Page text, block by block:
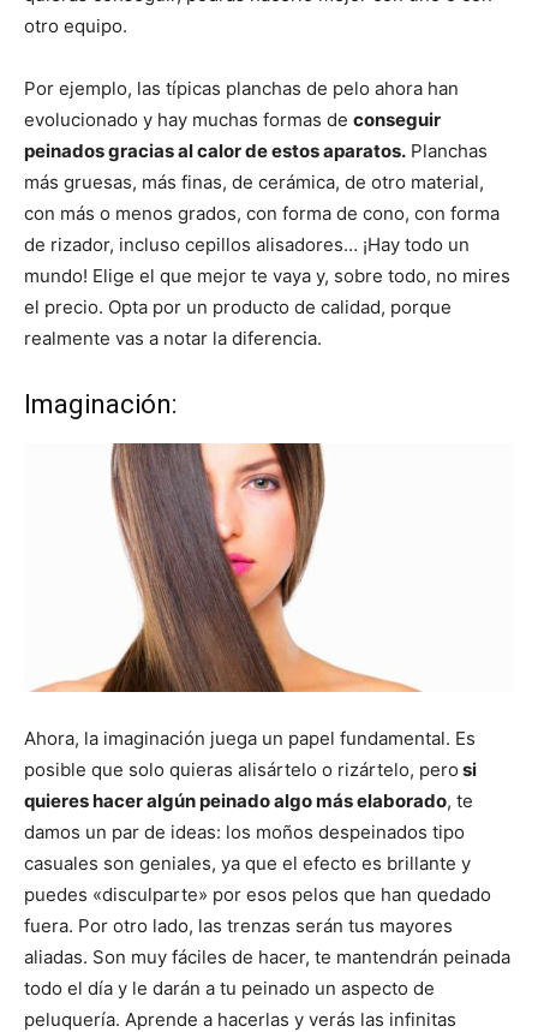
otro equipo.
Por ejemplo, las típicas planchas de pelo ahora han
evolucionado y hay muchas formas de conseguir
peinados gracias al calor de estos aparatos. Planchas
más gruesas, más finas, de cerámica, de otro material,
con más o menos grados, con forma de cono, con forma
de rizador, incluso cepillos alisadores… ¡Hay todo un
mundo! Elige el que mejor te vaya y, sobre todo, no mires
el precio. Opta por un producto de calidad, porque
realmente vas a notar la diferencia.
Imaginación:
Ahora, la imaginación juega un papel fundamental. Es
posible que solo quieras alisártelo o rizártelo, pero si
quieres hacer algún peinado algo más elaborado, te
damos un par de ideas: los moños despeinados tipo
casuales son geniales, ya que el efecto es brillante y
puedes «disculparte» por esos pelos que han quedado
fuera. Por otro lado, las trenzas serán tus mayores
aliadas. Son muy fáciles de hacer, te mantendrán peinada
todo el día y le darán a tu peinado un aspecto de
peluquería. Aprende a hacerlas y verás las infinitas